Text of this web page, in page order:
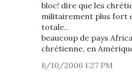
bloc! dire que les
militairement plus fort
totale..
beaucoup de pays
chrétienne, en
8/10/2006 1:27 PM